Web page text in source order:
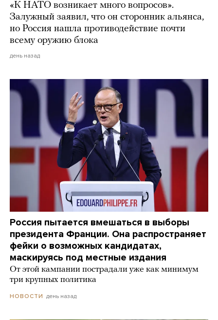
«К НАТО возникает много вопросов».
Залужный заявил, что он сторонник альянса,
но Россия нашла противодействие почти
всему оружию блока
день назад
Россия пытается вмешаться в выборы
президента Франции. Она распространяет
фейки о возможных кандидатах,
маскируясь под местные издания
От этой кампании пострадали уже как минимум
три крупных политика
НОВОСТИ день назад